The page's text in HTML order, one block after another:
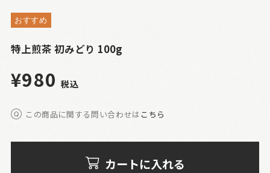
おすすめ
特上煎茶 初みどり 100g
¥980 税込
この商品に関する問い合わせは こちら
カートに入れる